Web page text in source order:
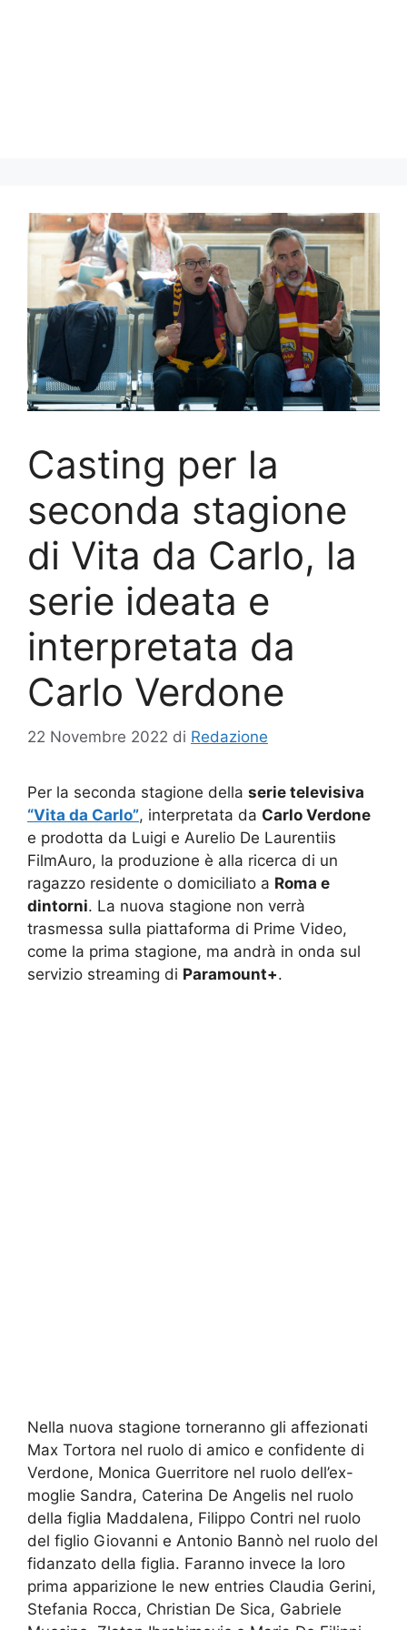
Casting per la
seconda stagione
di Vita da Carlo, la
serie ideata e
interpretata da
Carlo Verdone
22 Novembre 2022 di Redazione
Per la seconda stagione della serie televisiva
“Vita da Carlo”, interpretata da Carlo Verdone
e prodotta da Luigi e Aurelio De Laurentiis
FilmAuro, la produzione è alla ricerca di un
ragazzo residente o domiciliato a Roma e
dintorni. La nuova stagione non verrà
trasmessa sulla piattaforma di Prime Video,
come la prima stagione, ma andrà in onda sul
servizio streaming di Paramount+.
Nella nuova stagione torneranno gli affezionati
Max Tortora nel ruolo di amico e confidente di
Verdone, Monica Guerritore nel ruolo dell’ex-
moglie Sandra, Caterina De Angelis nel ruolo
della figlia Maddalena, Filippo Contri nel ruolo
del figlio Giovanni e Antonio Bannò nel ruolo del
fidanzato della figlia. Faranno invece la loro
prima apparizione le new entries Claudia Gerini,
Stefania Rocca, Christian De Sica, Gabriele